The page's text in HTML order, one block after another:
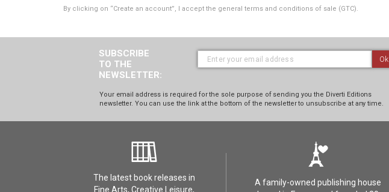
By clicking on “Create an account”, I accept the general terms and conditions of sale (GTC).
SUBSCRIBE
TO THE
NEWSLETTER:
Ok
Your email address is required for the sole purpose of sending you the Diverti Editions
newsletter. You can use the link at the bottom of the newsletter to unsubscribe at any time.
The latest book releases in
Fine Arts, Creative Leisure,
A family-owned publishing house